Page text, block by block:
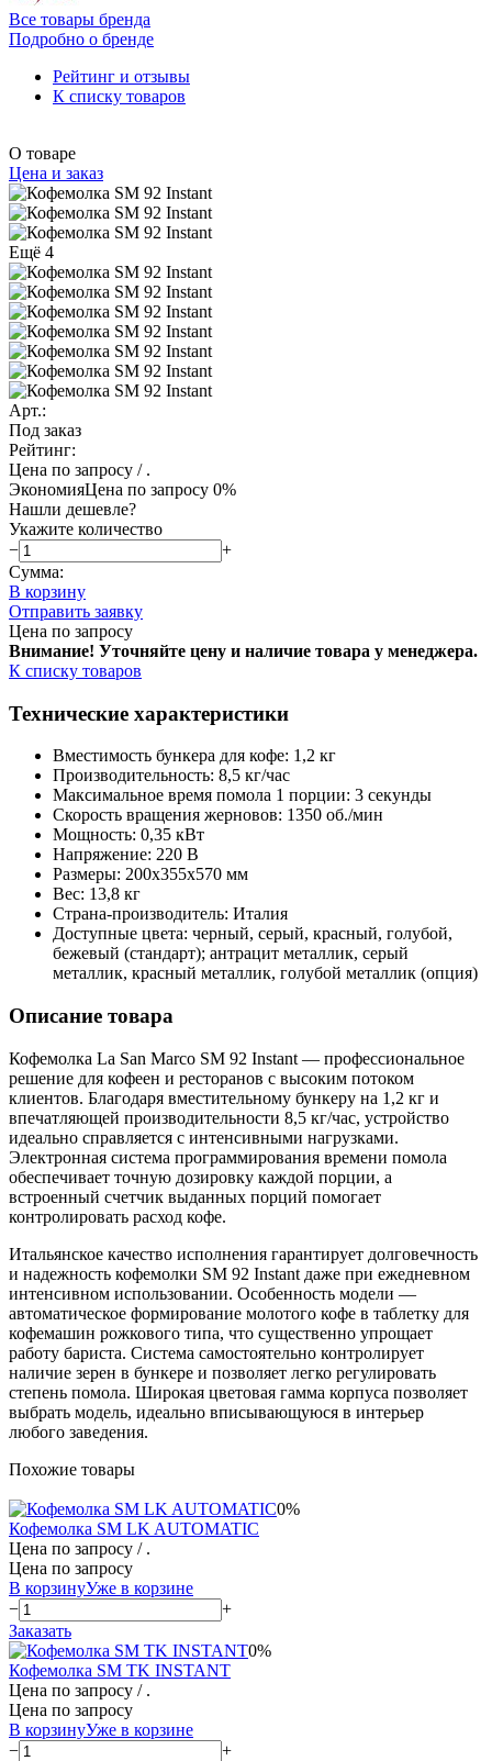
Все товары бренда
Подробно о бренде
Рейтинг и отзывы
К списку товаров
О товаре
Цена и заказ
Ещё 4
Арт.:
Под заказ
Рейтинг:
Цена по запросу / .
ЭкономияЦена по запросу 0%
Нашли дешевле?
Укажите количество
−
+
Сумма:
В корзину
Отправить заявку
Цена по запросу
Внимание! Уточняйте цену и наличие товара у менеджера.
К списку товаров
Технические характеристики
Вместимость бункера для кофе: 1,2 кг
Производительность: 8,5 кг/час
Максимальное время помола 1 порции: 3 секунды
Скорость вращения жерновов: 1350 об./мин
Мощность: 0,35 кВт
Напряжение: 220 В
Размеры: 200х355х570 мм
Вес: 13,8 кг
Страна-производитель: Италия
Доступные цвета: черный, серый, красный, голубой,
бежевый (стандарт); антрацит металлик, серый
металлик, красный металлик, голубой металлик (опция)
Описание товара
Кофемолка La San Marco SM 92 Instant — профессиональное
решение для кофеен и ресторанов с высоким потоком
клиентов. Благодаря вместительному бункеру на 1,2 кг и
впечатляющей производительности 8,5 кг/час, устройство
идеально справляется с интенсивными нагрузками.
Электронная система программирования времени помола
обеспечивает точную дозировку каждой порции, а
встроенный счетчик выданных порций помогает
контролировать расход кофе.
Итальянское качество исполнения гарантирует долговечность
и надежность кофемолки SM 92 Instant даже при ежедневном
интенсивном использовании. Особенность модели —
автоматическое формирование молотого кофе в таблетку для
кофемашин рожкового типа, что существенно упрощает
работу бариста. Система самостоятельно контролирует
наличие зерен в бункере и позволяет легко регулировать
степень помола. Широкая цветовая гамма корпуса позволяет
выбрать модель, идеально вписывающуюся в интерьер
любого заведения.
Похожие товары
0%
Кофемолка SM LK AUTOMATIC
Цена по запросу / .
Цена по запросу
В корзинуУже в корзине
−
+
Заказать
0%
Кофемолка SM TK INSTANT
Цена по запросу / .
Цена по запросу
В корзинуУже в корзине
−
+